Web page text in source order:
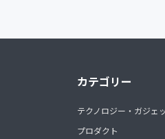
カテゴリー
テクノロジー・ガジェ
プロダクト